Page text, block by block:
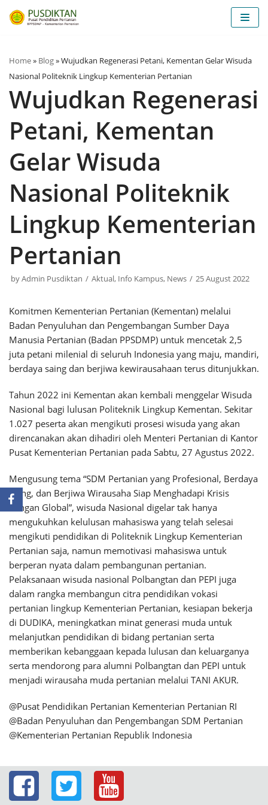
Skip
to
Home» Blog»Wujudkan Regenerasi Petani, Kementan Gelar Wisuda
Nasional Politeknik Lingkup Kementerian Pertanian
Wujudkan Regenerasi
Petani, Kementan
Gelar Wisuda
Nasional Politeknik
Lingkup Kementerian
Pertanian
byAdmin Pusdiktan Aktual, Info Kampus, News 25 August 2022
Komitmen Kementerian Pertanian (Kementan) melalui
Badan Penyuluhan dan Pengembangan Sumber Daya
Manusia Pertanian (Badan PPSDMP) untuk mencetak 2,5
juta petani milenial di seluruh Indonesia yang maju, mandiri,
berdaya saing dan berjiwa kewirausahaan terus ditunjukkan.
Tahun 2022 ini Kementan akan kembali menggelar Wisuda
Nasional bagi lulusan Politeknik Lingkup Kementan. Sekitar
1.027 peserta akan mengikuti prosesi wisuda yang akan
direncanakan akan dihadiri oleh Menteri Pertanian di Kantor
Pusat Kementerian Pertanian pada Sabtu, 27 Agustus 2022.
Mengusung tema “SDM Pertanian yang Profesional, Berdaya
Saing, dan Berjiwa Wirausaha Siap Menghadapi Krisis
Pangan Global”, wisuda Nasional digelar tak hanya
mengukuhkan kelulusan mahasiswa yang telah selesai
mengikuti pendidikan di Politeknik Lingkup Kementerian
Pertanian saja, namun memotivasi mahasiswa untuk
berperan nyata dalam pembangunan pertanian.
Pelaksanaan wisuda nasional Polbangtan dan PEPI juga
dalam rangka membangun citra pendidikan vokasi
pertanian lingkup Kementerian Pertanian, kesiapan bekerja
di DUDIKA, meningkatkan minat generasi muda untuk
melanjutkan pendidikan di bidang pertanian serta
memberikan kebanggaan kepada lulusan dan keluarganya
serta mendorong para alumni Polbangtan dan PEPI untuk
menjadi wirausaha muda pertanian melalui TANI AKUR.
@Pusat Pendidikan Pertanian Kementerian Pertanian RI
@Badan Penyuluhan dan Pengembangan SDM Pertanian
@Kementerian Pertanian Republik Indonesia